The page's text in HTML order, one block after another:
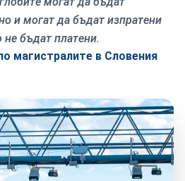
и могат да бъдат изпратени
не бъдат платени.
магистралите в Словения